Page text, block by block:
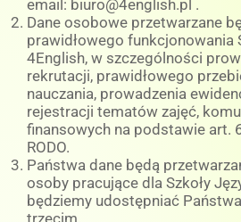
email: biuro@4english.pl .
Dane osobowe przetwarzane
prawidłowego funkcjonowania
4English, w szczególności
rekrutacji, prawidłowego
nauczania, prowadzenia
rejestracji tematów zajęć,
finansowych na podstawie art.
RODO.
Państwa dane będą
osoby pracujące dla Szkoły
będziemy udostępniać
trzecim.